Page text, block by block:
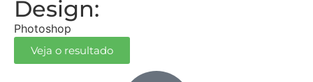
Design:
Photoshop
Veja o resultado